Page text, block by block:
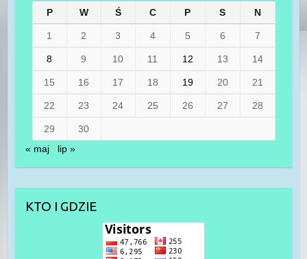
P W Ś C P S N
1 2 3 4 5 6 7
8 9 10 11 12 13 14
15 16 17 18 19 20 21
22 23 24 25 26 27 28
29
30
« maj
lip »
KTO I GDZIE